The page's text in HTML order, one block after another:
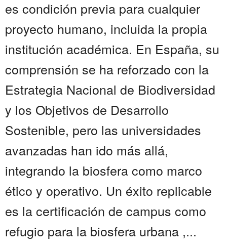
es condición previa para cualquier
proyecto humano, incluida la propia
institución académica. En España, su
comprensión se ha reforzado con la
Estrategia Nacional de Biodiversidad
y los Objetivos de Desarrollo
Sostenible, pero las universidades
avanzadas han ido más allá,
integrando la biosfera como marco
ético y operativo. Un éxito replicable
es la certificación de campus como
refugio para la biosfera urbana ,...